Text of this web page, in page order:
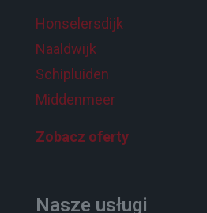
Honselersdijk
Naaldwijk
Schipluiden
Middenmeer
Zobacz oferty
Nasze usługi